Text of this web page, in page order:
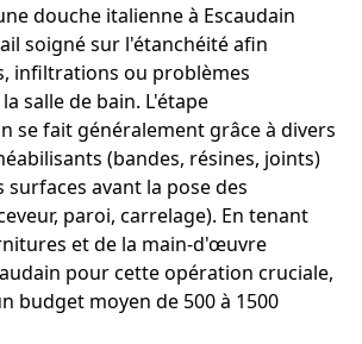
douche italienne à Escaudain
soigné sur l'étanchéité afin
infiltrations ou problèmes
salle de bain. L'étape
se fait généralement grâce à divers
(bandes, résines, joints)
surfaces avant la pose des
paroi, carrelage). En tenant
et de la main-d'œuvre
pour cette opération cruciale,
budget moyen de 500 à 1500